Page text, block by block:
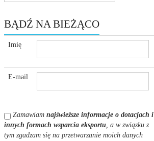
BĄDŹ NA BIEŻĄCO
Imię
E-mail
Zamawiam najświeższe informacje o dotacjach i
innych formach wsparcia eksportu, a w związku z
tym zgadzam się na przetwarzanie moich danych